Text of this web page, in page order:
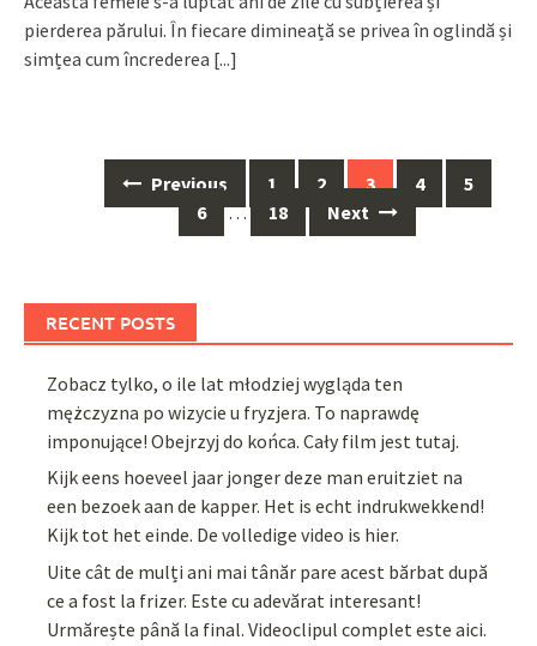
pierderea părului. În fiecare dimineață se privea în oglindă și
simțea cum încrederea [...]
navigation
Previous 1 2 3 4
5
6
… 18 Next
RECENT POSTS
Zobacz tylko, o ile lat młodziej wygląda ten
mężczyzna po wizycie u fryzjera. To naprawdę
imponujące! Obejrzyj do końca. Cały film jest tutaj.
Kijk eens hoeveel jaar jonger deze man eruitziet na
een bezoek aan de kapper. Het is echt indrukwekkend!
Kijk tot het einde. De volledige video is hier.
Uite cât de mulți ani mai tânăr pare acest bărbat după
ce a fost la frizer. Este cu adevărat interesant!
Urmărește până la final. Videoclipul complet este aici.